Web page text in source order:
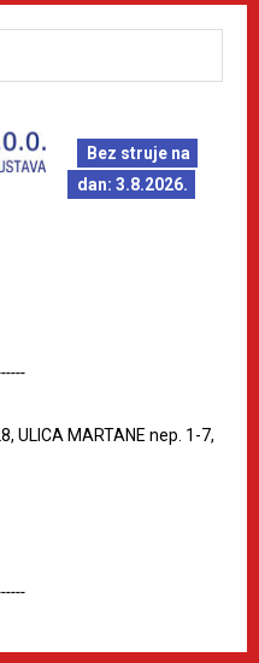
Bez struje na
dan: 3.8.2026.
ULICA MARTANE nep. 1-7,